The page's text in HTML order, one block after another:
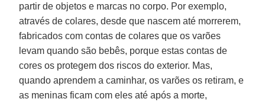
partir de objetos e marcas no corpo. Por exemplo,
através de colares, desde que nascem até morrerem,
fabricados com contas de colares que os varões
levam quando são bebês, porque estas contas de
cores os protegem dos riscos do exterior. Mas,
quando aprendem a caminhar, os varões os retiram, e
as meninas ficam com eles até após a morte,